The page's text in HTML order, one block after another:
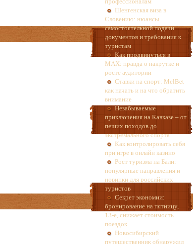
Шенгенская виза в
Словению: нюансы
самостоятельной подачи
документов и требования к
туристам
Как продвинуться в
MAX: правда о накрутке и
росте аудитории
Ставки на спорт: MelBet
как начать и на что обратить
внимание
Незабываемые
приключения на Кавказе – от
пеших походов до
экстремального спорта
Как контролировать себя
при игре в онлайн казино
Рост туризма на Бали:
популярные направления и
новинки для российских
туристов
Секрет экономии:
бронирование на пятницу,
13-е, снижает стоимость
поездок
Новосибирский
путешественник обнаружил